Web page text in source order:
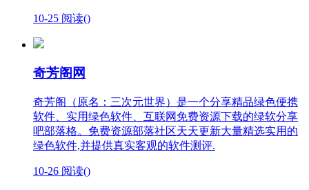
10-25 阅读()
奇芳阁网
奇芳阁（原名：三次元世界）是一个分享精品绿色便携
软件、实用绿色软件、互联网免费资源下载的绿软分享
吧部落格。免费资源部落社区天天更新大量精选实用的
绿色软件,并提供真实客观的软件测评.
10-26 阅读()